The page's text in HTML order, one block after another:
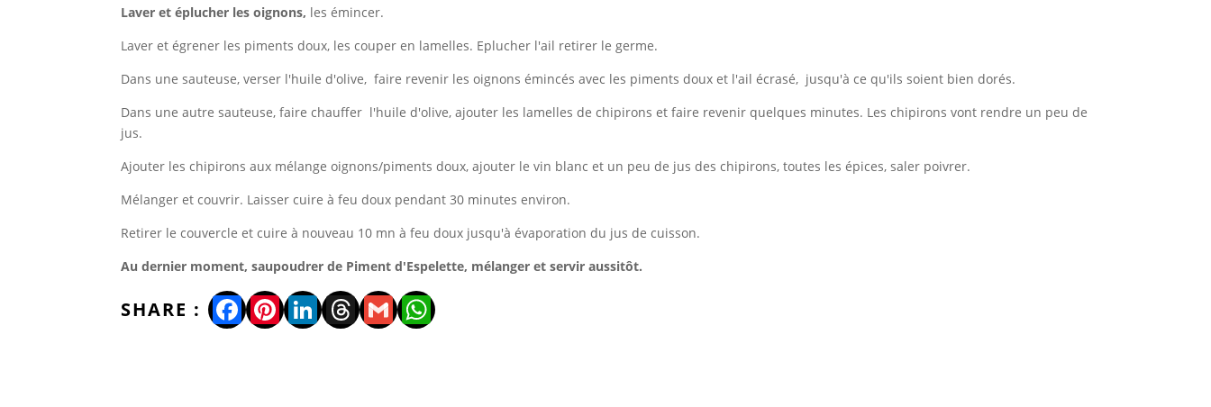
Laver et éplucher les oignons, les émincer.
Laver et égrener les piments doux, les couper en lamelles. Eplucher l'ail retirer le germe.
Dans une sauteuse, verser l'huile d'olive, faire revenir les oignons émincés avec les piments doux et l'ail écrasé, jusqu'à ce qu'ils soient bien dorés.
Dans une autre sauteuse, faire chauffer l'huile d'olive, ajouter les lamelles de chipirons et faire revenir quelques minutes. Les chipirons vont rendre un peu de
jus.
Ajouter les chipirons aux mélange oignons/piments doux, ajouter le vin blanc et un peu de jus des chipirons, toutes les épices, saler poivrer.
Mélanger et couvrir. Laisser cuire à feu doux pendant 30 minutes environ.
Retirer le couvercle et cuire à nouveau 10 mn à feu doux jusqu'à évaporation du jus de cuisson.
Au dernier moment, saupoudrer de Piment d'Espelette, mélanger et servir aussitôt.
Facebook
Pinterest
LinkedIn
Threads
GmailWhatsApp